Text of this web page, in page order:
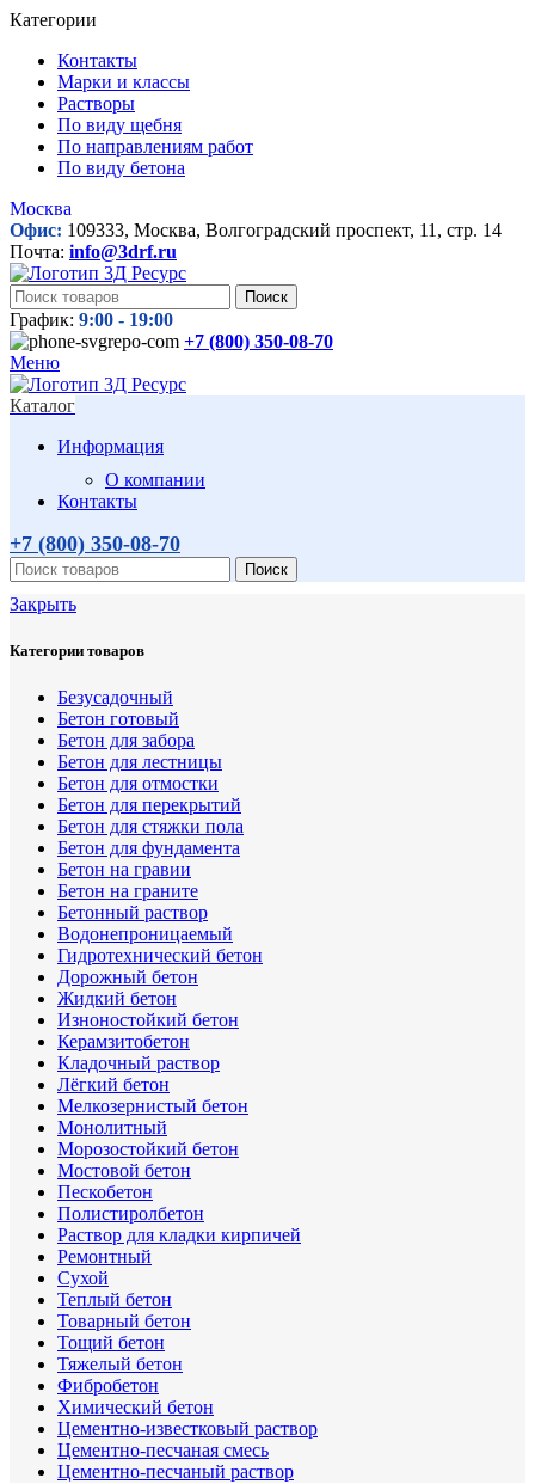
Категории
Контакты
Марки и классы
Растворы
По виду щебня
По направлениям работ
По виду бетона
Москва
Офис: 109333, Москва, Волгоградский проспект, 11, стр. 14
Почта: info@3drf.ru
Поиск
График: 9:00 - 19:00
+7 (800) 350-08-70
Меню
Каталог
Информация
О компании
Контакты
+7 (800) 350-08-70
Поиск
Закрыть
Категории товаров
Безусадочный
Бетон готовый
Бетон для забора
Бетон для лестницы
Бетон для отмостки
Бетон для перекрытий
Бетон для стяжки пола
Бетон для фундамента
Бетон на гравии
Бетон на граните
Бетонный раствор
Водонепроницаемый
Гидротехнический бетон
Дорожный бетон
Жидкий бетон
Изноностойкий бетон
Керамзитобетон
Кладочный раствор
Лёгкий бетон
Мелкозернистый бетон
Монолитный
Морозостойкий бетон
Мостовой бетон
Пескобетон
Полистиролбетон
Раствор для кладки кирпичей
Ремонтный
Сухой
Теплый бетон
Товарный бетон
Тощий бетон
Тяжелый бетон
Фибробетон
Химический бетон
Цементно-известковый раствор
Цементно-песчаная смесь
Цементно-песчаный раствор